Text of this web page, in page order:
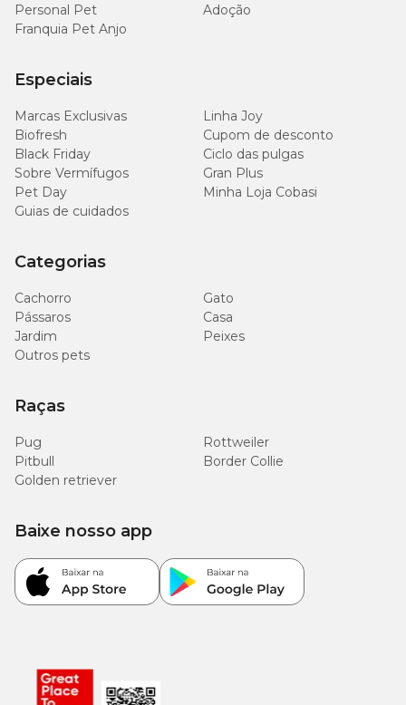
Personal Pet
Adoção
Franquia Pet Anjo
Especiais
Marcas Exclusivas
Linha Joy
Biofresh
Cupom de desconto
Black Friday
Ciclo das pulgas
Sobre Vermífugos
Gran Plus
Pet Day
Minha Loja Cobasi
Guias de cuidados
Categorias
Cachorro
Gato
Pássaros
Casa
Jardim
Peixes
Outros pets
Raças
Pug
Rottweiler
Pitbull
Border Collie
Golden retriever
Baixe nosso app